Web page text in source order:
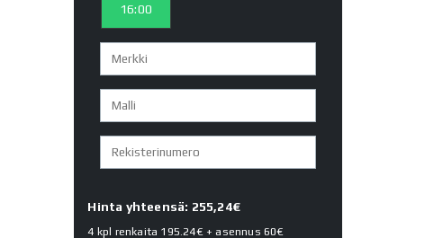
16:00
Hinta yhteensä: 255,24€
4 kpl renkaita 195.24€+ asennus60€